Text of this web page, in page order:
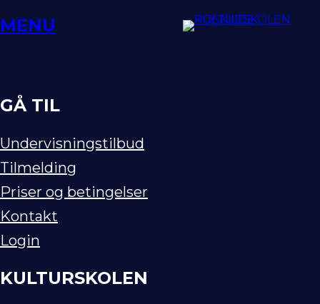
til
MENU
GÅ TIL
Undervisningstilbud
Tilmelding
Priser og betingelser
Kontakt
Login
KULTURSKOLEN